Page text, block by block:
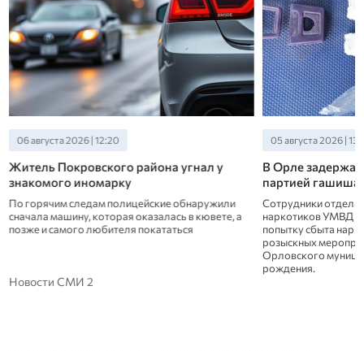
06 августа 2026 | 12:20
Житель Покровского района угнал у
знакомого иномарку
По горячим следам полицейские обнаружили
сначала машину, которая оказалась в кювете, а
позже и самого любителя покататься
05 августа 2026 |
В Орле
партией гашиша
Сотрудники
наркотиков УМВД
попытку сбыта
розыскных
Орловского
рождения.
Новости СМИ 2